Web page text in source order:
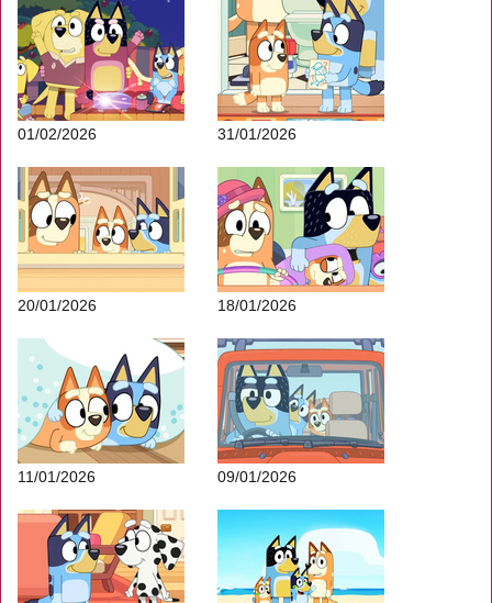
01/02/2026 31/01/2026
20/01/2026 18/01/2026
11/01/2026 09/01/2026